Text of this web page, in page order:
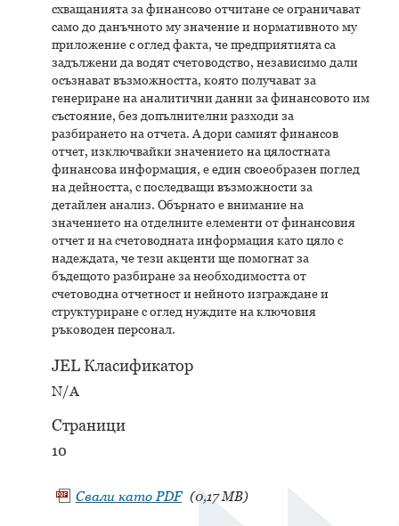
схващанията за финансово отчитане се ограничават
само до данъчното му значение и нормативното му
приложение с оглед факта, че предприятията са
задължени да водят счетоводство, независимо дали
осъзнават възможността, която получават за
генериране на аналитични данни за финансовото им
състояние, без допълнителни разходи за
разбирането на отчета. А дори самият финансов
отчет, изключвайки значението на цялостната
финансова информация, е един своеобразен поглед
на дейността, с последващи възможности за
детайлен анализ. Обърнато е внимание на
значението на отделните елементи от финансовия
отчет и на счетоводната информация като цяло с
надеждата, че тези акценти ще помогнат за
бъдещото разбиране за необходимостта от
счетоводна отчетност и нейното изграждане и
структуриране с оглед нуждите на ключовия
ръководен персонал.
JEL Класификатор
N/A
Страници
10
Свали като PDF (0,17 MB)